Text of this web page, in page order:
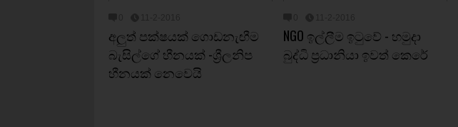
අලුත් පක්ෂයක් ගොඩනැඟීම
බැසිල්ගේ හීනයක් -ශ්‍රීලනිප
හීනයක් නෙවෙයි
NGO ඉල්ලීම ඉටුවේ - හමුදා
බුද්ධි ප්‍රධානියා ඉවත් කෙරේ